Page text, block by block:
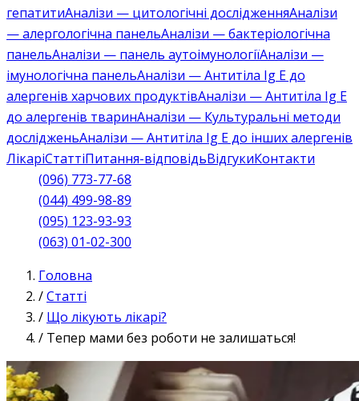
гепатитиАналізи — цитологічні дослідженняАналізи
— алергологічна панельАналізи — бактеріологічна
панельАналізи — панель аутоімунологіїАналізи —
імунологічна панельАналізи — Антитіла Ig E до
алергенів харчових продуктівАналізи — Антитіла Ig E
до алергенів тваринАналізи — Культуральні методи
дослідженьАналізи — Антитіла Ig E до інших алергенів
ЛікаріСтаттіПитання-відповідьВідгукиКонтакти
(096) 773-77-68
(044) 499-98-89
(095) 123-93-93
(063) 01-02-300
Головна
/Статті
/ Що лікують лікарі?
/ Тепер мами без роботи не залишаться!